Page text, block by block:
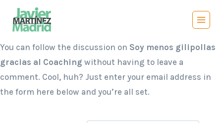
Saltar
You can follow the discussion on Soy menos gilipollas
gracias al Coaching without having to leave a
comment. Cool, huh? Just enter your email address in
the form here below and you’re all set.